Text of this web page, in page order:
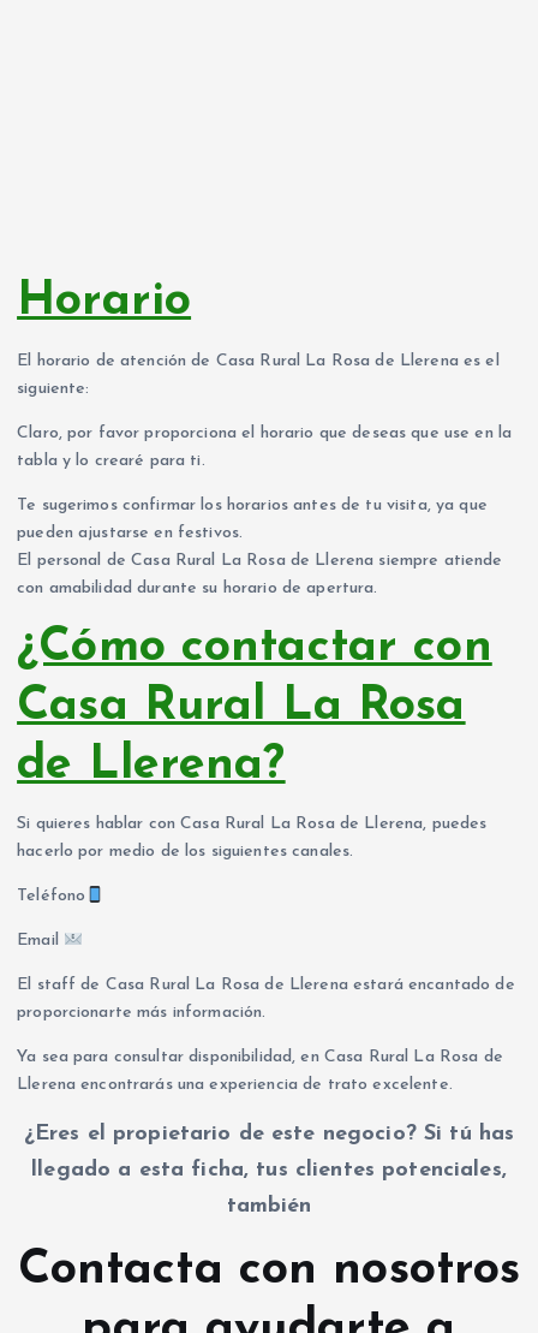
Horario
El horario de atención de Casa Rural La Rosa de Llerena es el
siguiente:
Claro, por favor proporciona el horario que deseas que use en la
tabla y lo crearé para ti.
Te sugerimos confirmar los horarios antes de tu visita, ya que
pueden ajustarse en festivos.
El personal de Casa Rural La Rosa de Llerena siempre atiende
con amabilidad durante su horario de apertura.
¿Cómo contactar con
Casa Rural La Rosa
de Llerena?
Si quieres hablar con Casa Rural La Rosa de Llerena, puedes
hacerlo por medio de los siguientes canales.
Teléfono
Email
El staff de Casa Rural La Rosa de Llerena estará encantado de
proporcionarte más información.
Ya sea para consultar disponibilidad, en Casa Rural La Rosa de
Llerena encontrarás una experiencia de trato excelente.
¿Eres el propietario de este negocio? Si tú has
llegado a esta ficha, tus clientes potenciales,
también
Contacta con nosotros